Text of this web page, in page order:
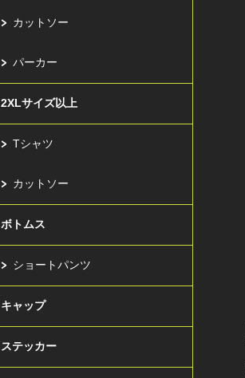
カットソー
パーカー
2XLサイズ以上
Tシャツ
カットソー
ボトムス
ショートパンツ
キャップ
ステッカー